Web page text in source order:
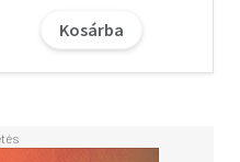
akkor annak az az oka,
segítsek
Kosárba